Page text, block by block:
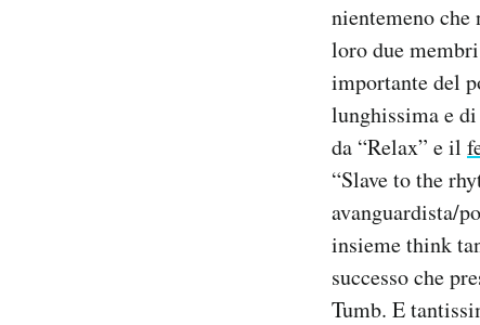
nientemeno che
loro due
importante del
lunghissima e
da “Relax” e il
“Slave to the
avanguardista/
insieme think
successo che
Tumb. E